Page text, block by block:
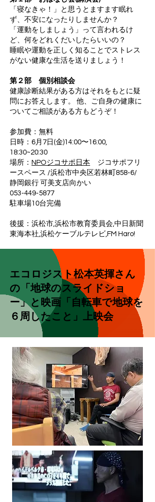
「寝なきゃ！」と思うとますます眠れ
ず、不安になったりしませんか？
「運動をしましょう」って言われるけ
ど、何をどれくだいしたらいいの？
睡眠や運動を正しく知ることでストレス
がない健康な生活を送りましょう！
第２部 個別相談会
健康診断結果がある方はそれをもとに疑
問にお答えします。 他、ご自身の健康に
ついてご相談がある方もどうぞ！
参加費：無料
日時：6月7日(金)14:00〜16:00,
18:30~20:30
場所： NPOジコサポ日本 ジコサポフリ
ースペース /浜松市中央区若林町858-6/
静岡銀行 可美支店向かい
053-449-5877
駐車場10台完備
後援：浜松市,浜松市教育委員会,中日新聞
東海本社,浜松ケーブルテレビ,FM Haro!
エコロジスト松本英揮さん
の「地球のスライドショ
ー」と映画「 自転車で地球を
６周したこと 」上映会